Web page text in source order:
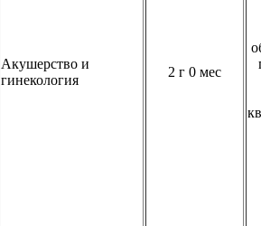
Акушерство и
гинекология
2 г 0 мес